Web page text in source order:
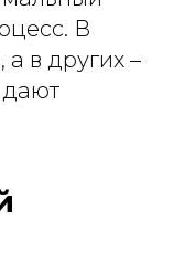
В
а в других –
дают